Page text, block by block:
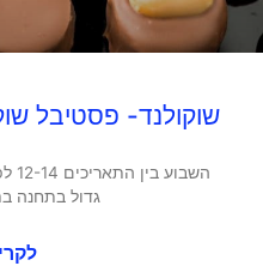
שוקולנד- פסטיבל
גדול בתחנה